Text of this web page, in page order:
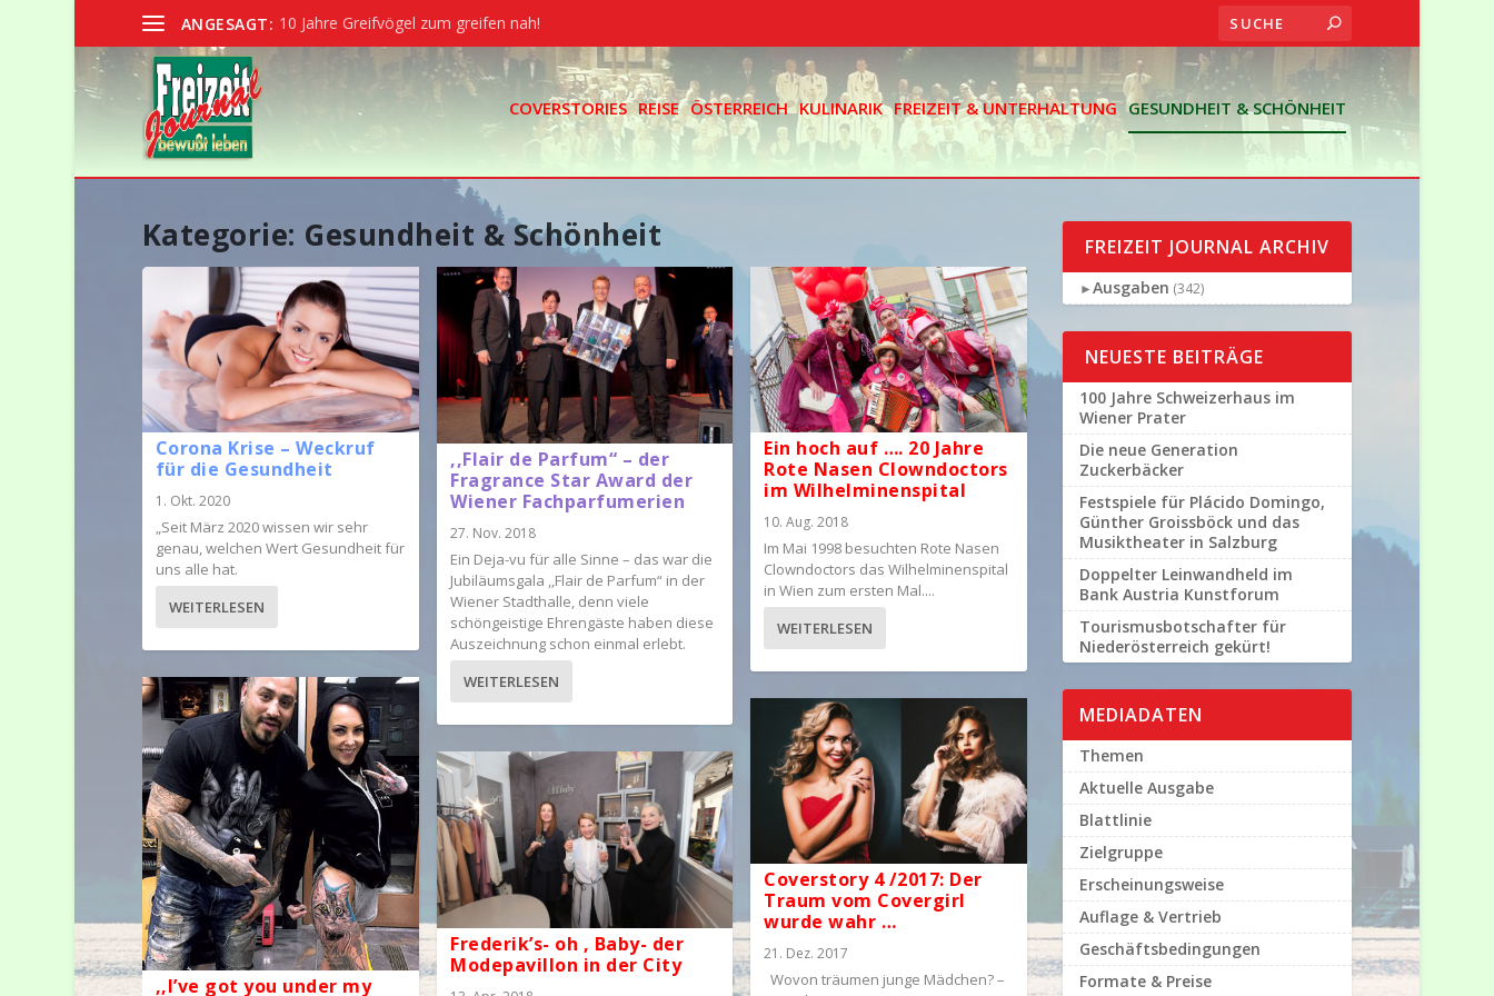
ANGESAGT: 10 Jahre Greifvögel zum greifen nah!
COVERSTORIES REISE ÖSTERREICH KULINARIK FREIZEIT & UNTERHALTUNG GESUNDHEIT & SCHÖNHEIT
Kategorie: Gesundheit & Schönheit
Corona Krise – Weckruf
für die Gesundheit
1. Okt. 2020
„Seit März 2020 wissen wir sehr
genau, welchen Wert Gesundheit für
uns alle hat.
WEITERLESEN
,,I’ve got you under my
,,Flair de Parfum“ – der
Fragrance Star Award der
Wiener Fachparfumerien
27. Nov. 2018
Ein Deja-vu für alle Sinne – das war die
Jubiläumsgala ,,Flair de Parfum“ in der
Wiener Stadthalle, denn viele
schöngeistige Ehrengäste haben diese
Auszeichnung schon einmal erlebt.
WEITERLESEN
Frederik’s- oh ‚ Baby- der
Modepavillon in der City
Ein hoch auf …. 20 Jahre
Rote Nasen Clowndoctors
im Wilhelminenspital
10. Aug. 2018
Im Mai 1998 besuchten Rote Nasen
Clowndoctors das Wilhelminenspital
in Wien zum ersten Mal....
WEITERLESEN
Coverstory 4 /2017: Der
Traum vom Covergirl
wurde wahr …
21. Dez. 2017
Wovon träumen junge Mädchen? –
FREIZEIT JOURNAL ARCHIV
►Ausgaben (342)
NEUESTE BEITRÄGE
100 Jahre Schweizerhaus im
Wiener Prater
Die neue Generation
Zuckerbäcker
Festspiele für Plácido Domingo,
Günther Groissböck und das
Musiktheater in Salzburg
Doppelter Leinwandheld im
Bank Austria Kunstforum
Tourismusbotschafter für
Niederösterreich gekürt!
MEDIADATEN
Themen
Aktuelle Ausgabe
Blattlinie
Zielgruppe
Erscheinungsweise
Auflage & Vertrieb
Geschäftsbedingungen
Formate & Preise